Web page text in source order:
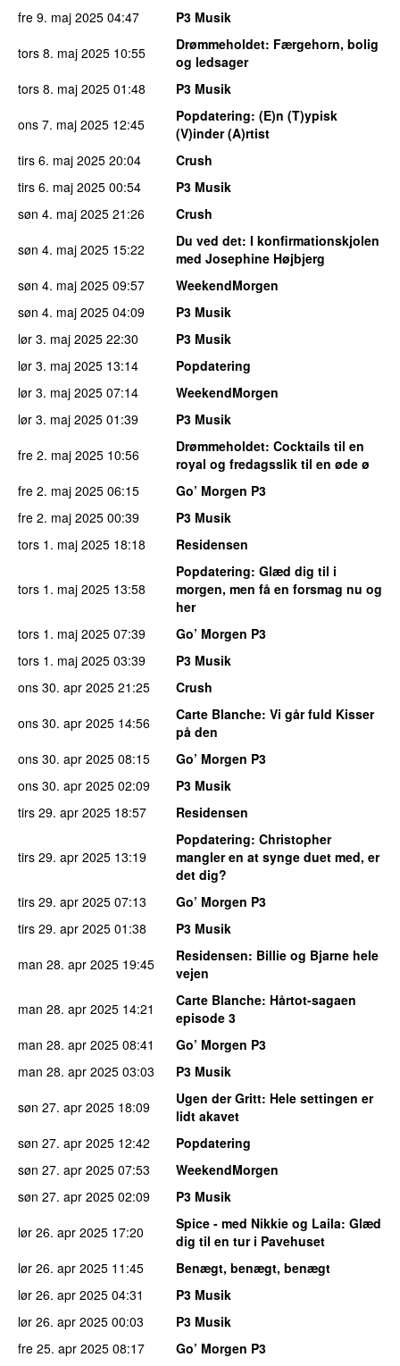
fre 9. maj 2025 04:47
P3 Musik
tors 8. maj 2025 10:55 Drømmeholdet: Færgehorn, bolig
og ledsager
tors 8. maj 2025 01:48
P3 Musik
ons 7. maj 2025 12:45 Popdatering: (E)n (T)ypisk
(V)inder (A)rtist
tirs 6. maj 2025 20:04
Crush
tirs 6. maj 2025 00:54
P3 Musik
søn 4. maj 2025 21:26
Crush
søn 4. maj 2025 15:22 Du ved det: I konfirmationskjolen
med Josephine Højbjerg
søn 4. maj 2025 09:57
WeekendMorgen
søn 4. maj 2025 04:09
P3 Musik
lør 3. maj 2025 22:30
P3 Musik
lør 3. maj 2025 13:14
Popdatering
lør 3. maj 2025 07:14
WeekendMorgen
lør 3. maj 2025 01:39
P3 Musik
fre 2. maj 2025 10:56 Drømmeholdet: Cocktails til en
royal og fredagsslik til en øde ø
fre 2. maj 2025 06:15
Go’ Morgen P3
fre 2. maj 2025 00:39
P3 Musik
tors 1. maj 2025 18:18 Residensen
tors 1. maj 2025 13:58
Popdatering: Glæd dig til i
morgen, men få en forsmag nu og
her
tors 1. maj 2025 07:39
Go’ Morgen P3
tors 1. maj 2025 03:39
P3 Musik
ons 30. apr 2025 21:25
Crush
ons 30. apr 2025 14:56 Carte Blanche: Vi går fuld Kisser
på den
ons 30. apr 2025 08:15
Go’ Morgen P3
ons 30. apr 2025 02:09
P3 Musik
tirs 29. apr 2025 18:57 Residensen
tirs 29. apr 2025 13:19
Popdatering: Christopher
mangler en at synge duet med, er
det dig?
tirs 29. apr 2025 07:13
Go’ Morgen P3
tirs 29. apr 2025 01:38
P3 Musik
man 28. apr 2025 19:45 Residensen: Billie og Bjarne hele
vejen
man 28. apr 2025 14:21 Carte Blanche: Hårtot-sagaen
episode 3
man 28. apr 2025 08:41
Go’ Morgen P3
man 28. apr 2025 03:03
P3 Musik
søn 27. apr 2025 18:09 Ugen der Gritt: Hele settingen er
lidt akavet
søn 27. apr 2025 12:42
Popdatering
søn 27. apr 2025 07:53
WeekendMorgen
søn 27. apr 2025 02:09
P3 Musik
lør 26. apr 2025 17:20 Spice - med Nikkie og Laila: Glæd
dig til en tur i Pavehuset
lør 26. apr 2025 11:45
Benægt, benægt, benægt
lør 26. apr 2025 04:31
P3 Musik
lør 26. apr 2025 00:03
P3 Musik
fre 25. apr 2025 08:17
Go’ Morgen P3